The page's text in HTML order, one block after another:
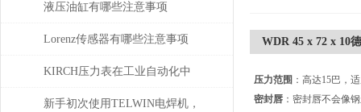
液压油缸有哪些注意事项
Lorenz传感器有哪些注意事项
KIRCH压力表在工业自动化中
的角色与价值
新手初次使用TELWIN电焊机，
WDR 45 x 72 x 10
压力范围 ：高达15巴，
密封唇 ：密封唇不会像